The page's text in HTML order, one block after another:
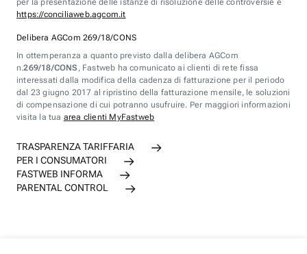
per la presentazione delle istanze di risoluzione delle controversie è
https://conciliaweb.agcom.it
Delibera AGCom 269/18/CONS
In ottemperanza a quanto previsto dalla delibera AGCom
n.269/18/CONS , Fastweb ha comunicato ai clienti di rete fissa
interessati dalla modifica della cadenza di fatturazione per il periodo
dal 23 giugno 2017 al ripristino della fatturazione mensile, le soluzioni
di compensazione di cui potranno usufruire. Per maggiori informazioni
visita la tua area clienti MyFastweb
TRASPARENZA TARIFFARIA
PER I CONSUMATORI
FASTWEB INFORMA
PARENTAL CONTROL